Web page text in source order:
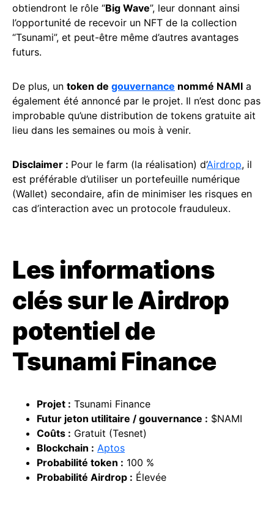
obtiendront le rôle “Big Wave”, leur donnant ainsi
l’opportunité de recevoir un NFT de la collection
“Tsunami”, et peut-être même d’autres avantages
futurs.
De plus, un token de gouvernance nommé NAMI a
également été annoncé par le projet. Il n’est donc pas
improbable qu’une distribution de tokens gratuite ait
lieu dans les semaines ou mois à venir.
Disclaimer : Pour le farm (la réalisation) d’Airdrop, il
est préférable d’utiliser un portefeuille numérique
(Wallet) secondaire, afin de minimiser les risques en
cas d’interaction avec un protocole frauduleux.
Les informations
clés sur le Airdrop
potentiel de
Tsunami Finance
Projet : Tsunami Finance
Futur jeton utilitaire / gouvernance : $NAMI
Coûts : Gratuit (Tesnet)
Blockchain : Aptos
Probabilité token : 100 %
Probabilité Airdrop : Élevée